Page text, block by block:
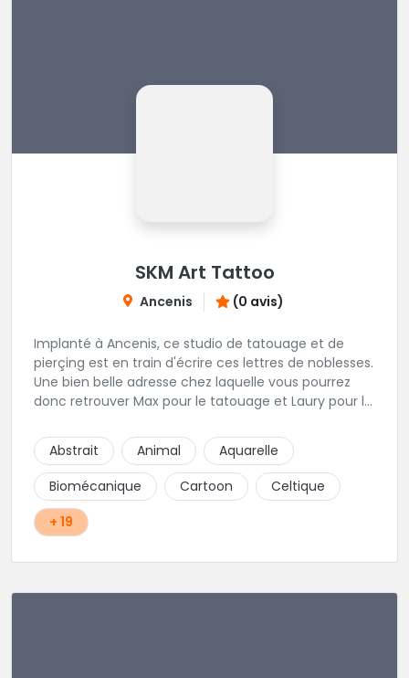
SKM Art Tattoo
Ancenis (0 avis)
Implanté à Ancenis, ce studio de tatouage et de
pierçing est en train d'écrire ces lettres de noblesses.
Une bien belle adresse chez laquelle vous pourrez
donc retrouver Max pour le tatouage et Laury pour le
détendu. Que demander de plus?
Abstrait Animal
Aquarelle
Biomécanique
Cartoon
Celtique
+ 19